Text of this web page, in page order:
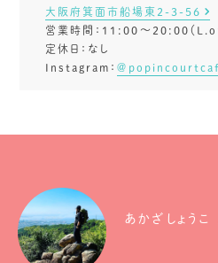
大阪府箕面市船場東2-3-56
営業時間：11:00～20:00（
定休日：なし
Instagram： ＠
あかざしょうこ